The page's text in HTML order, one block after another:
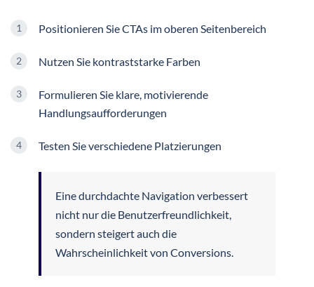
Positionieren Sie CTAs im oberen Seitenbereich
Nutzen Sie kontraststarke Farben
Formulieren Sie klare, motivierende
Handlungsaufforderungen
Testen Sie verschiedene Platzierungen
Eine durchdachte Navigation verbessert
nicht nur die Benutzerfreundlichkeit,
sondern steigert auch die
Wahrscheinlichkeit von Conversions.